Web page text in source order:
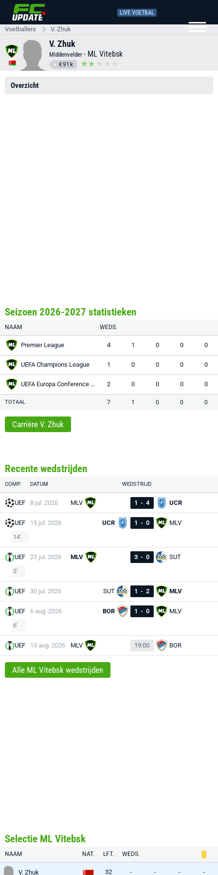
LIVE VOETBAL
Voetballers V. Zhuk
V. Zhuk
Middenvelder - ML Vitebsk
€91k
Overzicht
Seizoen 2026-2027 statistieken
NAAM WEDS.
Premier League 4 1 0 0 0
UEFA Champions League 1 0 0 0 0
UEFA Europa Conference League 2 0 0 0 0
TOTAAL 7 1 0 0 0
Carrière V. Zhuk
Recente wedstrijden
COMP. DATUM WEDSTRIJD
UEF 8 jul. 2026 MLV 1 - 4 UCR
UEF 15 jul. 2026 UCR 1 - 0
MLV
14'
UEF 23 jul. 2026 MLV 3 - 0
SUT
3'
UEF 30 jul. 2026 SUT 1 - 2 MLV
UEF 6 aug. 2026 BOR 1 - 0
MLV
6'
UEF 13 aug. 2026 MLV 19:00 BOR
Alle ML Vitebsk wedstrijden
Selectie ML Vitebsk
NAAM NAT. LFT. WEDS.
V. Zhuk 32 - - - -